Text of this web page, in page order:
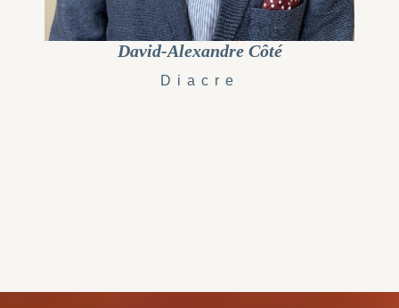
David-Alexandre Côté
Diacre